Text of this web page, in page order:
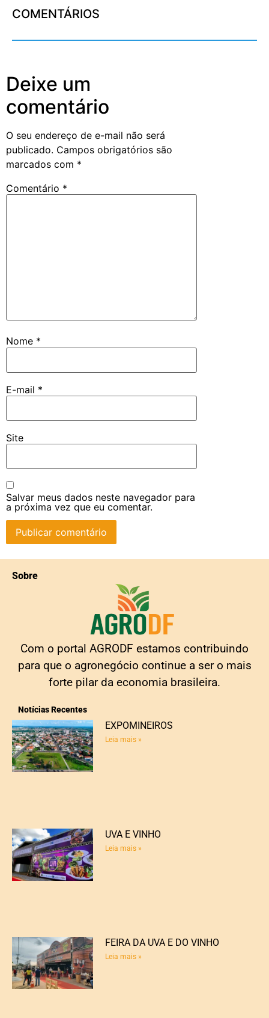
COMENTÁRIOS
Deixe um
comentário
O seu endereço de e-mail não será
publicado. Campos obrigatórios são
marcados com *
Comentário *
Nome *
E-mail *
Site
Salvar meus dados neste navegador para
a próxima vez que eu comentar.
Sobre
Com o portal AGRODF estamos contribuindo
para que o agronegócio continue a ser o mais
forte pilar da economia brasileira.
Notícias Recentes
EXPOMINEIROS
Leia mais »
UVA E VINHO
Leia mais »
FEIRA DA UVA E DO VINHO
Leia mais »